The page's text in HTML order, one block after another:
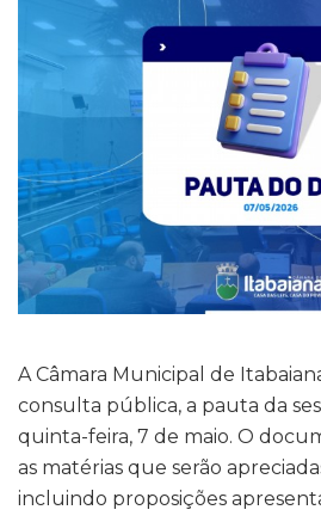
A Câmara Municipal de
consulta pública, a pauta da
quinta-feira, 7 de maio. O
as matérias que serão
incluindo proposições